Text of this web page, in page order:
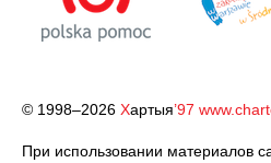
© 1998–2026 Хартыя’97
При использовании материалов